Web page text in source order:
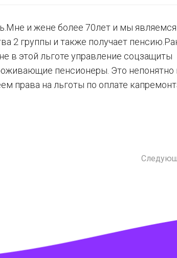
и жене более 70лет и мы являемся
2 группы и также получает
в этой льготе управление соцзащиты
пенсионеры. Это
права на льготы по оплате